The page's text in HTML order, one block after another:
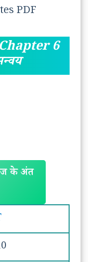
PDF
6
के अंत